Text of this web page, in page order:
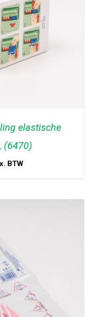
/ DETAILS
elastische
(6470)
BTW